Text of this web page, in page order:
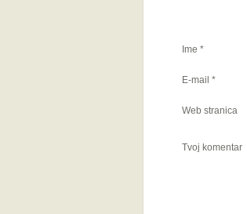
Ime *
E-mail *
Web stranica
Tvoj komentar